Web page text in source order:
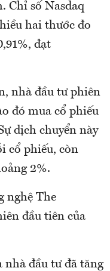
Chỉ số Nasdaq
hai thước đo
đạt
nhà đầu tư phiên
đó mua cổ phiếu
dịch chuyển này
cổ phiếu, còn
2%.
nghệ The
đầu tiên của
nhà đầu tư đã tăng